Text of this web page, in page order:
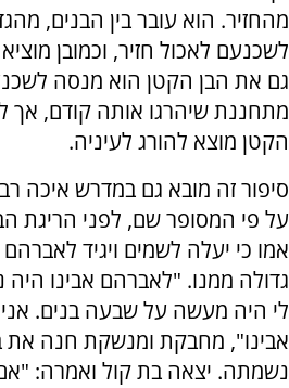
מהחזיר. הוא עובר בין הבנים,
לשכנעם לאכול חזיר, וכמובן
גם את הבן הקטן הוא מנסה
מתחננת שיהרגו אותה קודם, אך
הקטן מוצא להורג לעיניה.
סיפור זה מובא גם במדרש איכה
על פי המסופר שם, לפני הריגת
אמו כי יעלה לשמים ויגיד
גדולה ממנו. "לאברהם אבינו היה
לי היה מעשה על שבעה בנים.
אבינו", מחבקת ומנשקת חנה
נשמתה. יצאה בת קול ואמרה: